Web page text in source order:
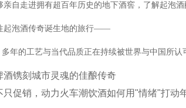
亲自走进拥有超百年历史的地下酒窖，了解起泡
起泡酒传奇诞生地的旅行——
年的工艺与当代品质正在持续被世界与中国所认
酒镌刻城市灵魂的佳酿传奇
只促销，动力火车潮饮酒如何用"情绪"打动